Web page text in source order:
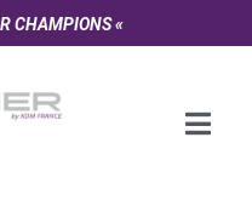
CHAMPIONS «